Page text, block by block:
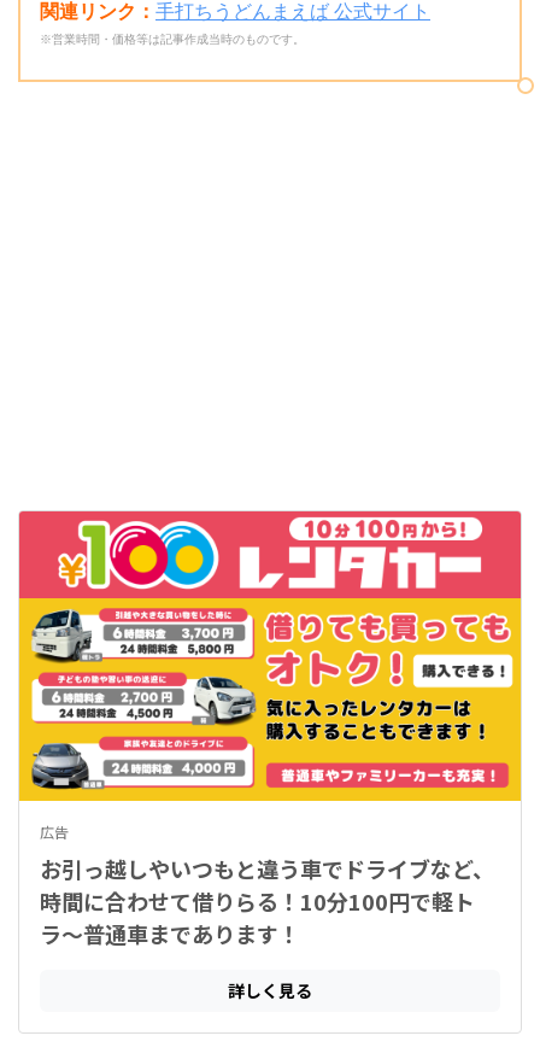
関連リンク： 手打ちうどんまえば 公式サイト
※営業時間・価格等は記事作成当時のものです。